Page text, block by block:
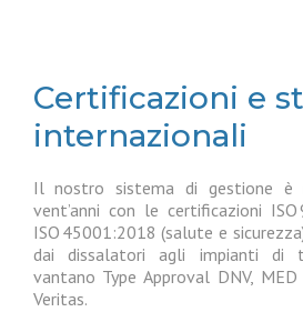
Certificazioni e
internazionali
Il nostro sistema di gestione è
vent’anni con le certificazioni
ISO 45001:2018 (salute e
dai dissalatori agli impianti di
vantano Type Approval DNV,
Veritas.